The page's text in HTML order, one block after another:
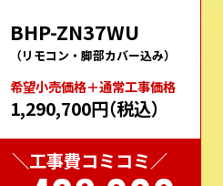
BHP-ZN37WU
（リモコン・脚部カバー込み）
希望⼩売価格＋通常⼯事価格
1,290,700円（税込）
＼工事費コミコミ／